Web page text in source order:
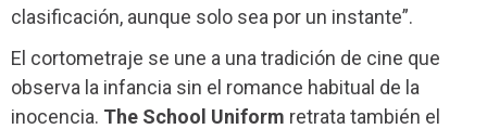
clasificación, aunque solo sea por un instante”.
El cortometraje se une a una tradición de cine que
observa la infancia sin el romance habitual de la
inocencia. The School Uniform retrata también el